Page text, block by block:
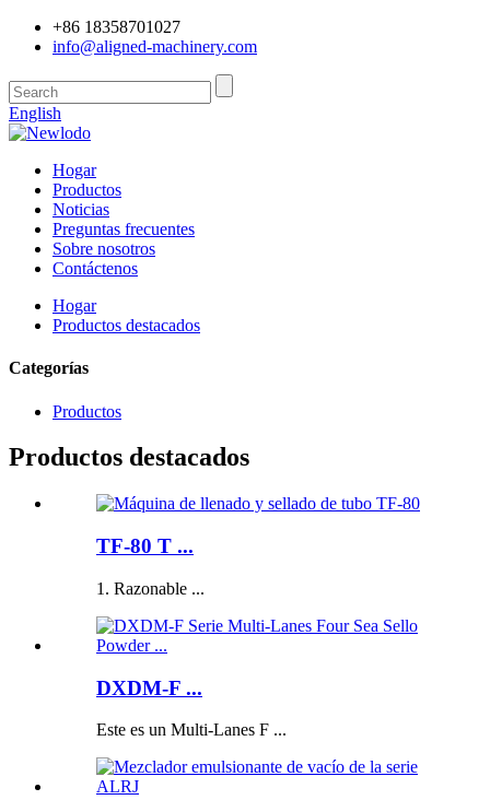
+86 18358701027
info@aligned-machinery.com
English
Hogar
Productos
Noticias
Preguntas frecuentes
Sobre nosotros
Contáctenos
Hogar
Productos destacados
Categorías
Productos
Productos destacados
TF-80 T ...
1. Razonable ...
DXDM-F ...
Este es un Multi-Lanes F ...